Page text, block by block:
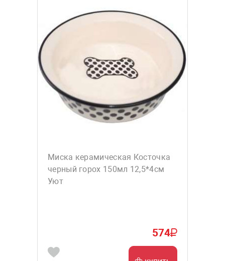
Миска керамическая Косточка
черный горох 150мл 12,5*4см
Уют
574